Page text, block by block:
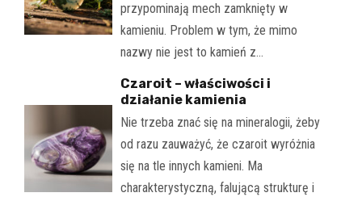
przypominają mech zamknięty w
kamieniu. Problem w tym, że mimo
nazwy nie jest to kamień z…
Czaroit – właściwości i
działanie kamienia
Nie trzeba znać się na mineralogii, żeby
od razu zauważyć, że czaroit wyróżnia
się na tle innych kamieni. Ma
charakterystyczną, falującą strukturę i